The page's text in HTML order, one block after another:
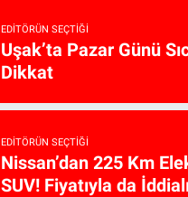
EDITÖRÜN SEÇTIĞI
Uşak’ta Pazar Günü
Dikkat
EDITÖRÜN SEÇTIĞI
Nissan’dan 225 Km
SUV! Fiyatıyla da